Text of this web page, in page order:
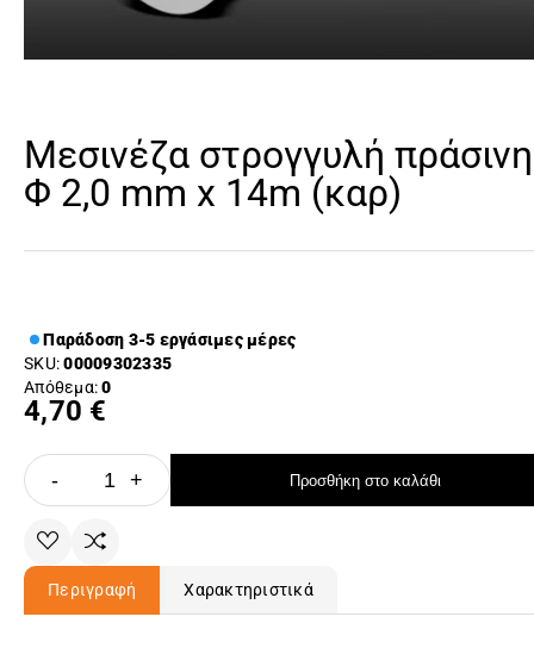
Μεσινέζα στρογγυλή πράσινη
Φ 2,0 mm x 14m (καρ)
Παράδοση 3-5 εργάσιμες μέρες
SKU:00009302335
Απόθεμα:0
4,70 €
- + Προσθήκη στο καλάθι
Περιγραφή Χαρακτηριστικά